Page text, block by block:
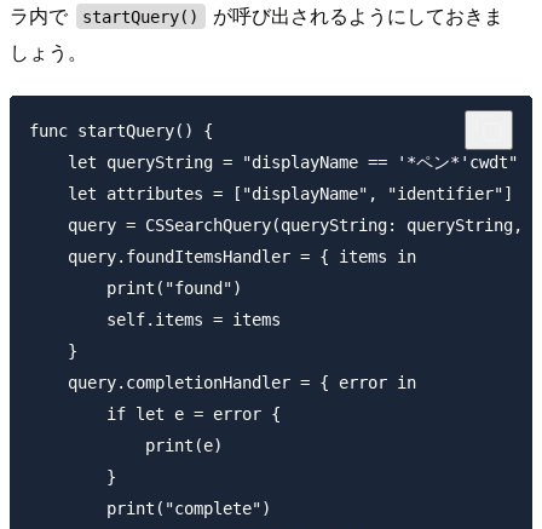
ラ内で
startQuery()
が呼び出されるようにしておきま
しょう。
func startQuery() {
    let queryString = "displayName == '*ペン*'cwdt"
    let attributes = ["displayName", "identifier"]
query = CSSearchQuery(queryString: queryString,
    query.foundItemsHandler = { items in
        print("found")
        self.items = items
    }
    query.completionHandler = { error in
        if let e = error {
            print(e)
        }
        print("complete")